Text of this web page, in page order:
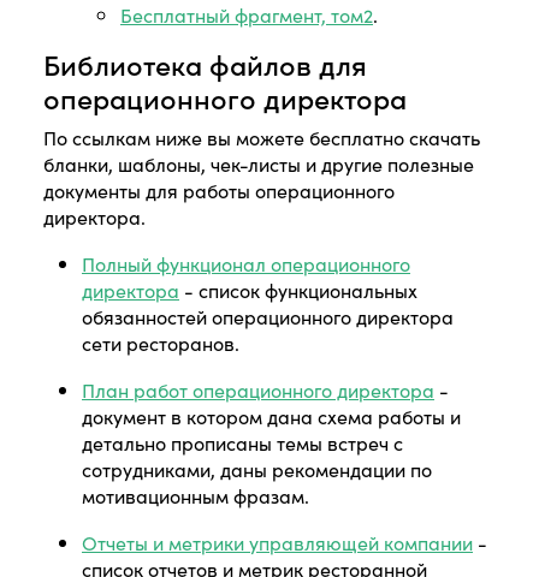
Бесплатный фрагмент, том2.
Библиотека файлов для
операционного директора
По ссылкам ниже вы можете бесплатно скачать
бланки, шаблоны, чек-листы и другие полезные
документы для работы операционного
директора.
Полный функционал операционного
директора - список функциональных
обязанностей операционного директора
сети ресторанов.
План работ операционного директора -
документ в котором дана схема работы и
детально прописаны темы встреч с
сотрудниками, даны рекомендации по
мотивационным фразам.
Отчеты и метрики управляющей компании -
список отчетов и метрик ресторанной